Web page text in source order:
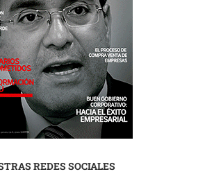
REDES SOCIALES